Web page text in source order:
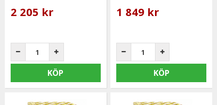
2 205 kr
KÖP
1 849 kr
KÖP